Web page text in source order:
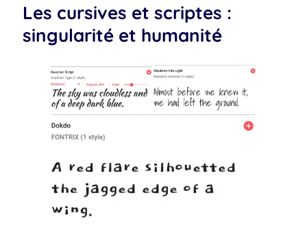
Les cursives et scriptes :
singularité et humanité